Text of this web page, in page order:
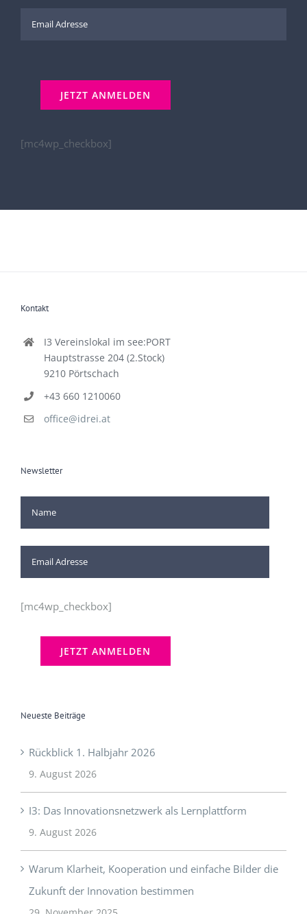
[mc4wp_checkbox]
Kontakt
I3 Vereinslokal im see:PORT
Hauptstrasse 204 (2.Stock)
9210 Pörtschach
+43 660 1210060
office@idrei.at
Newsletter
[mc4wp_checkbox]
Neueste Beiträge
Rückblick 1. Halbjahr 2026
9. August 2026
I3: Das Innovationsnetzwerk als Lernplattform
9. August 2026
Warum Klarheit, Kooperation und einfache Bilder die
Zukunft der Innovation bestimmen